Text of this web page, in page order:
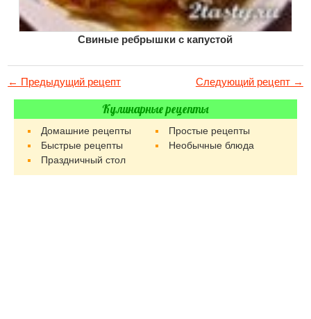
Свиные ребрышки с капустой
← Предыдущий рецепт Следующий рецепт →
Кулинарные рецепты
Домашние рецепты
Простые рецепты
Быстрые рецепты
Необычные блюда
Праздничный стол